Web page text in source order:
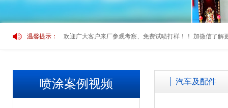
温馨提示：
欢迎广大客户来厂参观考察、免费试喷打样！！ 加微信了
喷涂案例视频 汽车及配件